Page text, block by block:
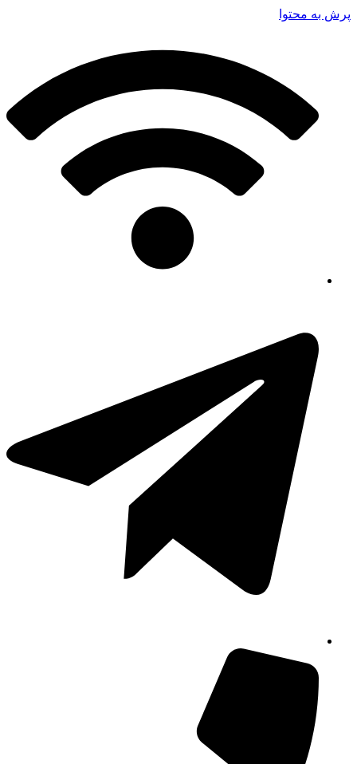
پرش به محتوا